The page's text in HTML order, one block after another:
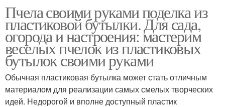
Пчела своими руками поделка из
пластиковой бутылки. Для сада,
огорода и настроения: мастерим
веселых пчелок из пластиковых
бутылок своими руками
Обычная пластиковая бутылка может стать отличным
материалом для реализации самых смелых творческих
идей. Недорогой и вполне доступный пластик